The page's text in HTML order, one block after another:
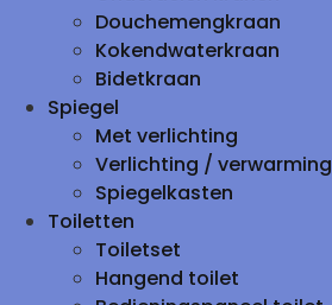
Douchemengkraan
Kokendwaterkraan
Bidetkraan
Spiegel
Met verlichting
Verlichting / verwarming
Spiegelkasten
Toiletten
Toiletset
Hangend toilet